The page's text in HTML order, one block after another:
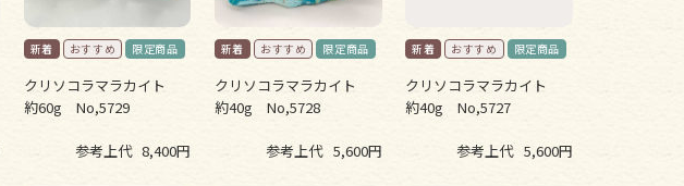
クリソコラマラカイト
約60g No,5729
参考上代 8,400円
クリソコラマラカイト
約40g No,5728
参考上代 5,600円
クリソコラマラカイト
約40g No,5727
参考上代 5,600円